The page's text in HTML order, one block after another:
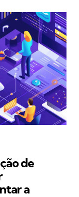
de
a